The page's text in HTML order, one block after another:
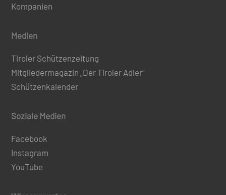
Kompanien
Medien
Tiroler Schützenzeitung
Mitgliedermagazin „Der Tiroler Adler“
Schützenkalender
Soziale Medien
Facebook
Instagram
YouTube